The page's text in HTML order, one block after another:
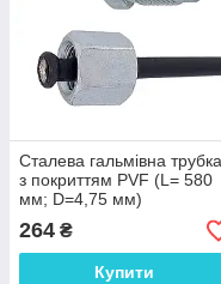
Сталева гальмівна трубка
з покриттям PVF (L= 580
мм; D=4,75 мм)
універсальна з
наконечниками 104/106 -
WP1144PVF
264 ₴
Купити